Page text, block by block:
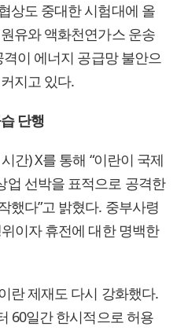
상도 중대한 시험대에 올
유와 액화천연가스 운송
이 에너지 공급망 불안으
지고 있다.
단행
간) X를 통해 “이란이 국제
업 선박을 표적으로 공격한
했다”고 밝혔다. 중부사령
이자 휴전에 대한 명백한
란 제재도 다시 강화했다.
60일간 한시적으로 허용